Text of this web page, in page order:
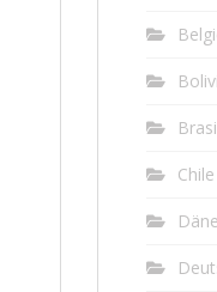
Chile